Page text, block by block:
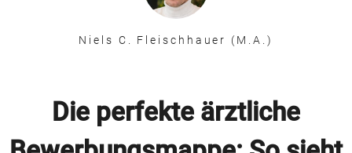
Niels C. Fleischhauer (M.A.)
Die perfekte ärztliche